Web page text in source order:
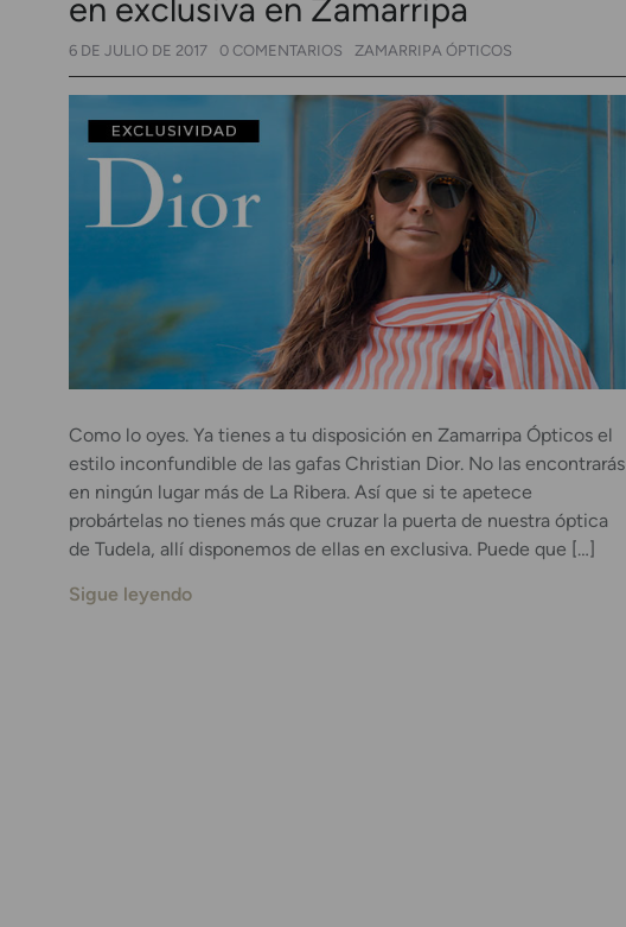
en exclusiva en Zamarripa
6 DE JULIO DE 2017 0 COMENTARIOS ZAMARRIPA ÓPTICOS
Como lo oyes. Ya tienes a tu disposición en Zamarripa Ópticos el
estilo inconfundible de las gafas Christian Dior. No las encontrarás
en ningún lugar más de La Ribera. Así que si te apetece
probártelas no tienes más que cruzar la puerta de nuestra óptica
de Tudela, allí disponemos de ellas en exclusiva. Puede que […]
Sigue leyendo